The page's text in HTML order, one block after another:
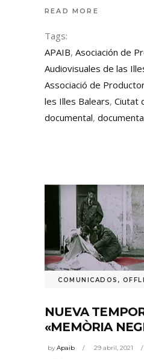
READ MORE
Tags:
APAIB, Asociación de
Audiovisuales de las
Associació de
les Illes Balears, Ciutat
documental,
COMUNICADOS ,
NUEVA
«MEMÒRIA
byApaib 29 abril, 2021